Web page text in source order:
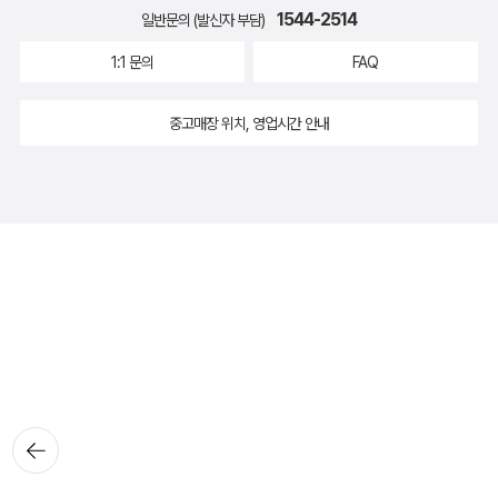
뒤로가
기
일반문의 (발신자 부담) 1544-2514
1:1 문의 FAQ
중고매장 위치, 영업시간 안내